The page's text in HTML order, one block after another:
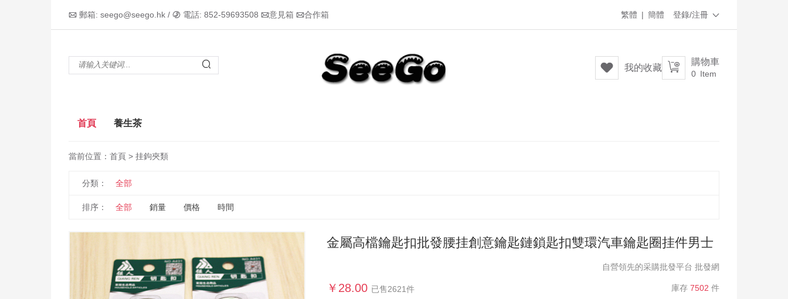
 郵箱: seego@seego.hk /  電話: 852-59693508 意見箱 合作箱 登錄/注冊 
繁體 | 簡體
  購物車
0 Item
 我的收藏
首頁 養生茶
當前位置： 首頁 > 挂鉤夾類
分類： 全部
排序： 全部 銷量 價格 時間
金屬高檔鑰匙扣批發腰挂創意鑰匙鏈鎖匙扣雙環汽車鑰匙圈挂件男士
自營領先的采購批發平台 批發網
￥ 28.00 已售2621件 庫存 7502 件